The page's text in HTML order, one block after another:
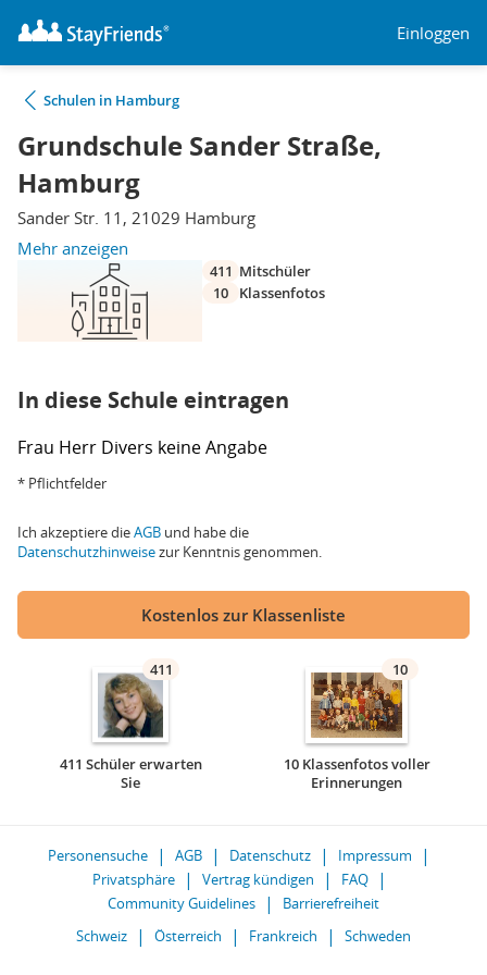
Einloggen
Schulen in Hamburg
Grundschule Sander Straße,
Hamburg
Sander Str. 11, 21029 Hamburg
Mehr anzeigen
411 Mitschüler
10
Klassenfotos
In diese Schule eintragen
Frau Herr Divers keine Angabe
* Pflichtfelder
Ich akzeptiere dieAGB und habe die
Datenschutzhinweisezur Kenntnis genommen.
Kostenlos zur Klassenliste
411
411 Schüler erwarten
Sie
10
10 Klassenfotos voller
Erinnerungen
Personensuche AGB Datenschutz
Impressum
Privatsphäre
Vertrag kündigen
FAQ
Community Guidelines
Barrierefreiheit
Schweiz
Österreich Frankreich Schweden